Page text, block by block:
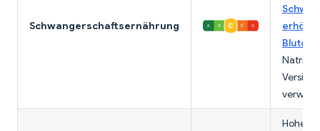
Schwangerschaftsernährung
erhöht
Hoher